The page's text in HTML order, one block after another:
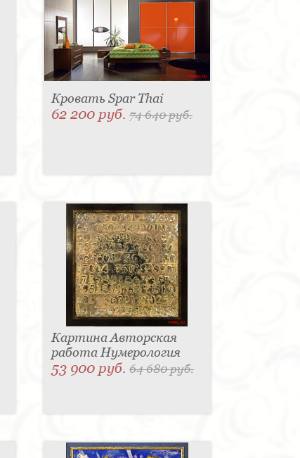
Кровать Spar Thai
62 200 руб.74 640 руб.
Картина Авторская
работа Нумерология
53 900 руб.64 680 руб.